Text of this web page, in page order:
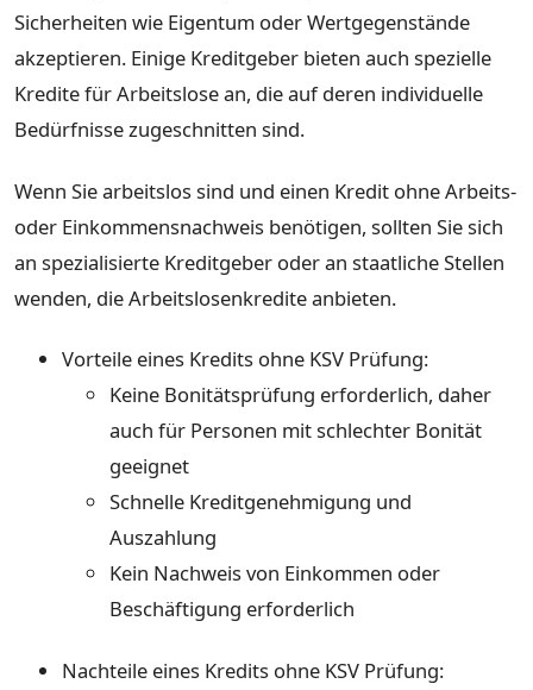
Sicherheiten wie Eigentum oder Wertgegenstände
akzeptieren. Einige Kreditgeber bieten auch spezielle
Kredite für Arbeitslose an, die auf deren individuelle
Bedürfnisse zugeschnitten sind.
Wenn Sie arbeitslos sind und einen Kredit ohne Arbeits-
oder Einkommensnachweis benötigen, sollten Sie sich
an spezialisierte Kreditgeber oder an staatliche Stellen
wenden, die Arbeitslosenkredite anbieten.
Vorteile eines Kredits ohne KSV Prüfung:
Keine Bonitätsprüfung erforderlich, daher
auch für Personen mit schlechter Bonität
geeignet
Schnelle Kreditgenehmigung und
Auszahlung
Kein Nachweis von Einkommen oder
Beschäftigung erforderlich
Nachteile eines Kredits ohne KSV Prüfung: